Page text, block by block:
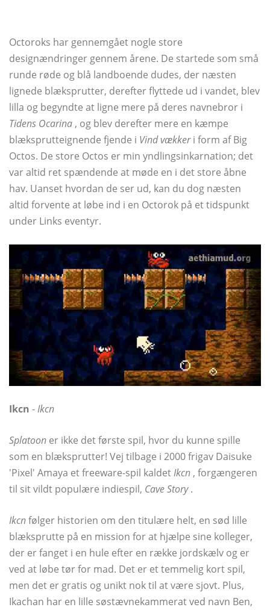
Octoroks har gennemgået nogle store
designændringer gennem årene. De startede som små
runde røde og blå landboende dudes, der næsten
lignede blæksprutter, derefter flyttede ud i vandet, blev
lilla og begyndte at ligne mere på deres navnebror i
Tidens Ocarina , og blev derefter mere en kæmpe
blæksprutteignende fjende i Vind vækkeri form af Big
Octos. De store Octos er min yndlingsinkarnation; det
var altid ret spændende at møde en i det store åbne
hav. Uanset hvordan de ser ud, kan du dog næsten
altid forvente at løbe ind i en Octorok på et tidspunkt
under Links eventyr.
Ikcn -Ikcn
Splatoon er ikke det første spil, hvor du kunne spille
som en blæksprutter! Vej tilbage i 2000 frigav Daisuke
'Pixel' Amaya et freeware-spil kaldetIkcn , forgængeren
til sit vildt populære indiespil, Cave Story.
Ikcnfølger historien om den titulære helt, en sød lille
blæksprutte på en mission for at hjælpe sine kolleger,
der er fanget i en hule efter en række jordskælv og er
ved at løbe tør for mad. Det er et temmelig kort spil,
men det er gratis og unikt nok til at være sjovt. Plus,
Ikachan har en lille søstævnekammerat ved navn Ben,